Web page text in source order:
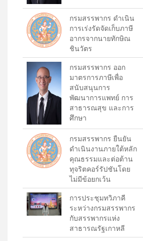
กรมสรรพากร ดำเนิน
การเร่งรัดจัดเก็บภาษี
อากรจากนายทักษิณ
ชินวัตร
กรมสรรพากร ออก
มาตรการภาษีเพื่อ
สนับสนุนการ
พัฒนาการแพทย์ การ
สาธารณสุข และการ
ศึกษา
กรมสรรพากร ยืนยัน
ดำเนินงานภายใต้หลัก
คุณธรรมและต่อต้าน
ทุจริตคอร์รัปชันโดย
ไม่มีข้อยกเว้น
การประชุมทวิภาคี
ระหว่างกรมสรรพากร
กับสรรพากรแห่ง
สาธารณรัฐเกาหลี